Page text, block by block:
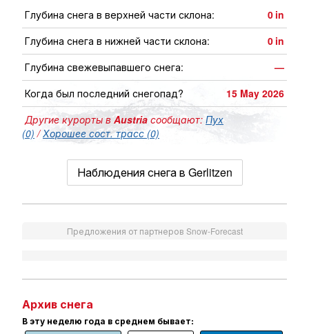
Глубина снега в верхней части склона: 0 in
Глубина снега в нижней части склона:
0 in
Глубина свежевыпавшего снега:
—
Когда был последний снегопад?
15 May 2026
Другие курорты вAustria сообщают: Пух
(0) /Хорошее сост. трасс (0)
Наблюдения снега в Gerlitzen
Предложения от партнеров Snow-Forecast
Архив снега
В эту неделю года в среднем бывает: